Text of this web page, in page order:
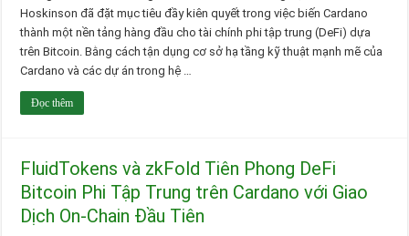
Hoskinson đã đặt mục tiêu đầy kiên quyết trong việc biến Cardano
thành một nền tảng hàng đầu cho tài chính phi tập trung (DeFi) dựa
trên Bitcoin. Bằng cách tận dụng cơ sở hạ tầng kỹ thuật mạnh mẽ của
Cardano và các dự án trong hệ …
Đọc thêm
FluidTokens và zkFold Tiên Phong DeFi
Bitcoin Phi Tập Trung trên Cardano với Giao
Dịch On-Chain Đầu Tiên